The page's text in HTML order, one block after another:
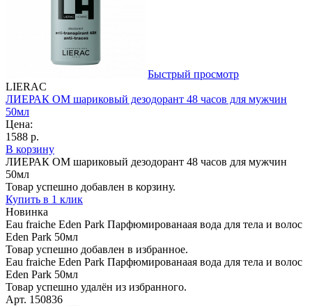
Быстрый просмотр
LIERAC
ЛИЕРАК ОМ шариковый дезодорант 48 часов для мужчин
50мл
Цена:
1588 р.
В корзину
ЛИЕРАК ОМ шариковый дезодорант 48 часов для мужчин
50мл
Товар успешно добавлен в корзину.
Купить в 1 клик
Новинка
Eau fraiche Eden Park Парфюмированаая вода для тела и волос
Eden Park 50мл
Товар успешно добавлен в избранное.
Eau fraiche Eden Park Парфюмированаая вода для тела и волос
Eden Park 50мл
Товар успешно удалён из избранного.
Арт. 150836